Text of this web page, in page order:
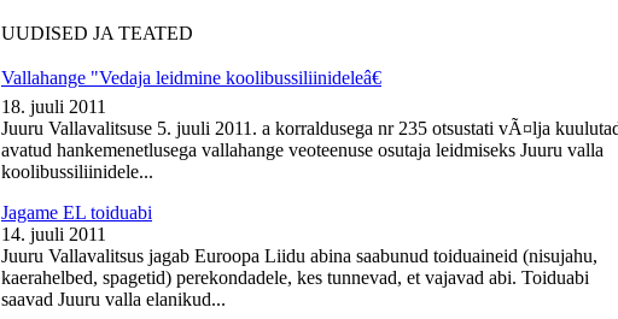
UUDISED JA TEATED
Vallahange "Vedaja leidmine koolibussiliinideleâ€
18. juuli 2011
Juuru Vallavalitsuse 5. juuli 2011. a korraldusega nr 235 otsustati vÃ¤lja
avatud hankemenetlusega vallahange veoteenuse osutaja leidmiseks Juuru valla
koolibussiliinidele...
Jagame EL toiduabi
14. juuli 2011
Juuru Vallavalitsus jagab Euroopa Liidu abina saabunud toiduaineid (nisujahu,
kaerahelbed, spagetid) perekondadele, kes tunnevad, et vajavad abi. Toiduabi
saavad Juuru valla elanikud...